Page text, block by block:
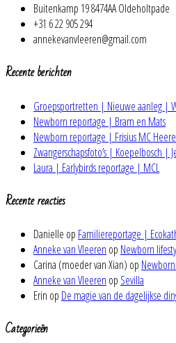
Buitenkamp 19 8474AA Oldeholtpade
+31 6 22 905 294
annekevanvleeren@gmail.com
Recente berichten
Groepsportretten | Nieuwe aanleg |
Newborn reportage | Bram en Mats
Newborn reportage | Frisius MC
Zwangerschapsfoto’s | Koepelbosch |
Laura | Earlybirds reportage | MCL
Recente reacties
Danielle op Familiereportage |
Anneke van Vleeren op Newborn
Carina (moeder van Xian) op
Anneke van Vleeren op Sevilla
Erin op De magie van de dagelijkse
Categorieën